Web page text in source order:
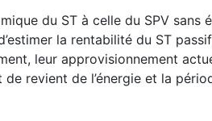
du ST à celle du SPV sans
la rentabilité du ST
leur approvisionnement
revient de l’énergie et la